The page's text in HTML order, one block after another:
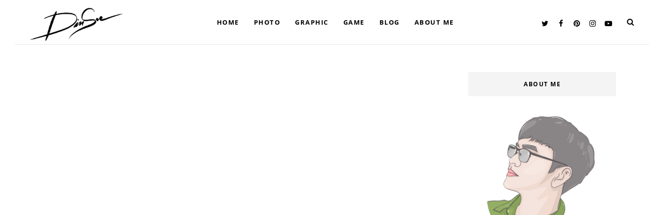
HOME PHOTO GRAPHIC GAME BLOG ABOUT ME
ABOUT ME